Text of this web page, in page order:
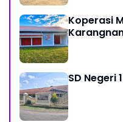
Koperasi
SD Negeri